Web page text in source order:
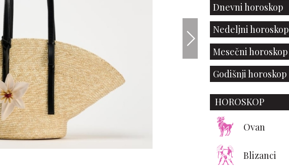
Dnevni horoskop
Nedeljni horoskop
Mesečni horoskop
Godišnji horoskop
HOROSKOP
Ovan
Blizanci